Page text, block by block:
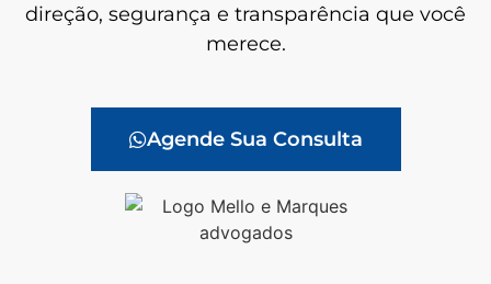
direção, segurança e transparência que você
merece.
Agende Sua Consulta